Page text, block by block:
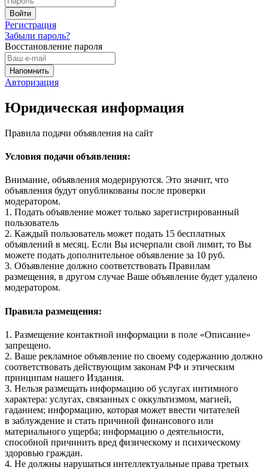
Регистрация
Забыли пароль?
Восстановление пароля
Авторизация
Юридическая информация
Правила подачи объявления на сайт
Условия подачи объявления:
Внимание, объявления модерируются. Это значит, что
объявления будут опубликованы после проверки
модератором.
1. Подать объявление может только зарегистрированный
пользователь
2. Каждый пользователь может подать 15 бесплатных
объявлений в месяц. Если Вы исчерпали свой лимит, то Вы
можете подать дополнительное объявление за 10 руб.
3. Объявление должно соответствовать Правилам
размещения, в другом случае Ваше объявление будет удалено
модератором.
Правила размещения:
1. Размещение контактной информации в поле «Описание»
запрещено.
2. Ваше рекламное объявление по своему содержанию должно
соответствовать действующим законам РФ и этическим
принципам нашего Издания.
3. Нельзя размещать информацию об услугах интимного
характера: услугах, связанных с оккультизмом, магией,
гаданием; информацию, которая может ввести читателей
в заблуждение и стать причиной финансового или
материального ущерба; информацию о деятельности,
способной причинить вред физическому и психическому
здоровью граждан.
4. Не должны нарушаться интеллектуальные права третьих